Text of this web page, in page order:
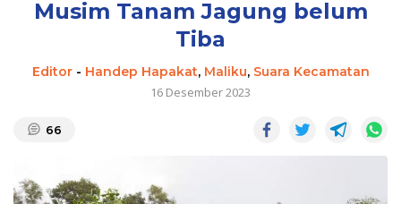
Musim Tanam Jagung belum
Tiba
Editor- Handep Hapakat, Maliku, Suara Kecamatan
16 Desember 2023
66